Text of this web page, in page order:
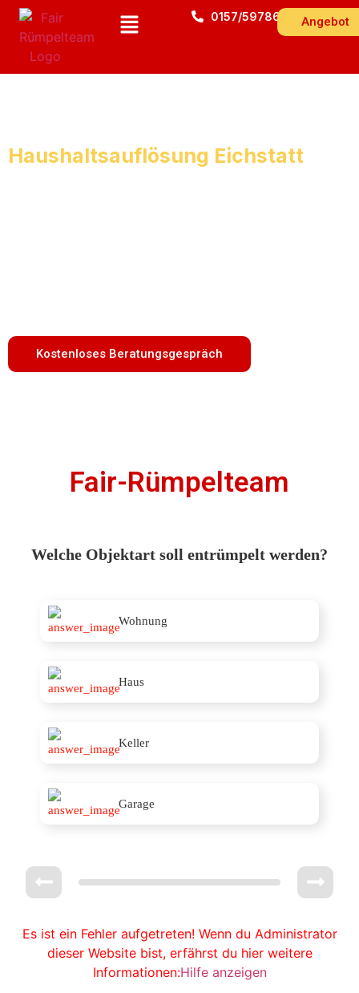
0157/59786543 Angebot
Haushaltsauflösung Eichstatt
Kostenloses Beratungsgespräch
Fair-Rümpelteam
Welche Objektart soll entrümpelt werden?
Wohnung
Haus
Keller
Garage
Es ist ein Fehler aufgetreten! Wenn du Administrator
dieser Website bist, erfährst du hier weitere
Informationen:Hilfe anzeigen